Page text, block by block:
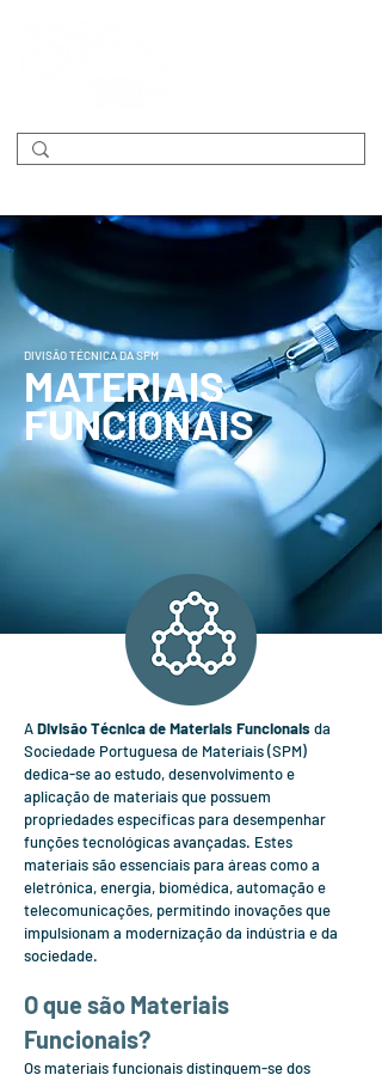
DIVISÃO TÉCNICA DA SPM
MATERIAIS
FUNCIONAIS
ADivisão Técnica de Materiais Funcionais da
Sociedade Portuguesa de Materiais (SPM)
dedica-se ao estudo, desenvolvimento e
aplicação de materiais que possuem
propriedades específicas para desempenhar
funções tecnológicas avançadas. Estes
materiais são essenciais para áreas como a
eletrónica, energia, biomédica, automação e
telecomunicações, permitindo inovações que
impulsionam a modernização da indústria e da
sociedade.
O que são Materiais
Funcionais?
Os materiais funcionais distinguem-se dos